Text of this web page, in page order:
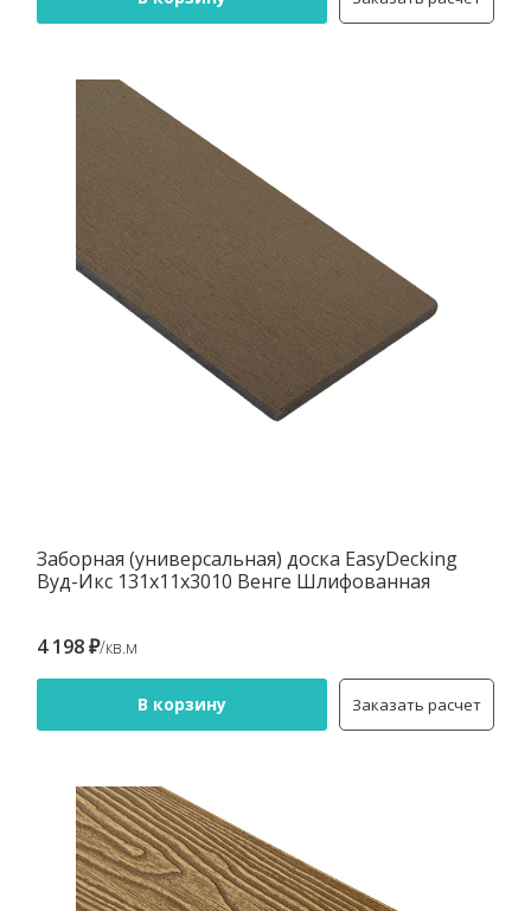
Заборная (универсальная) доска EasyDecking
Вуд-Икс 131х11х3010 Венге Шлифованная
4 198 ₽/кв.м
В корзину Заказать расчет